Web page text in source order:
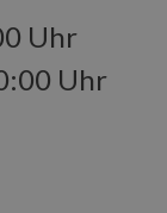
Uhr
Uhr